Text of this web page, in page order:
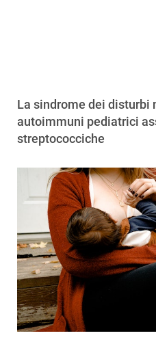
La sindrome dei disturbi
autoimmuni pediatrici
streptococciche